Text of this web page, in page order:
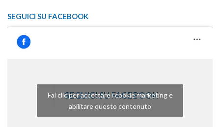
SEGUICI SU FACEBOOK
SEGUICI SU FACEBOOK
Fai clic per accettare i cookie marketing e
abilitare questo contenuto